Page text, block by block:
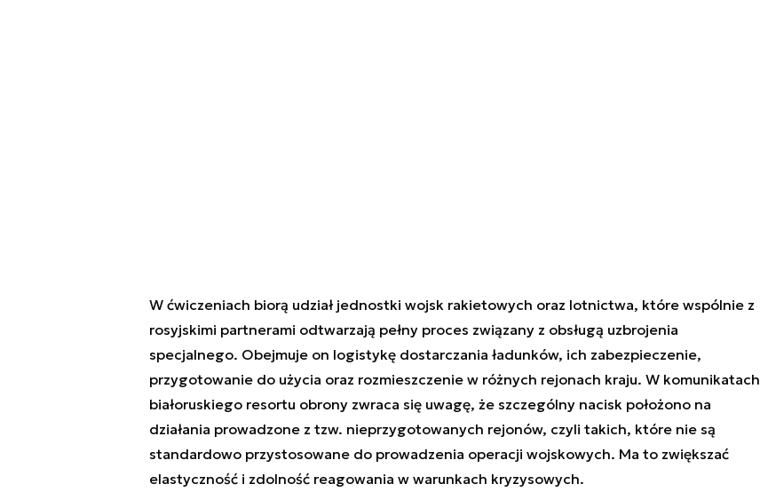
W ćwiczeniach biorą udział jednostki wojsk rakietowych oraz lotnictwa, które wspólnie z
rosyjskimi partnerami odtwarzają pełny proces związany z obsługą uzbrojenia
specjalnego. Obejmuje on logistykę dostarczania ładunków, ich zabezpieczenie,
przygotowanie do użycia oraz rozmieszczenie w różnych rejonach kraju. W komunikatach
białoruskiego resortu obrony zwraca się uwagę, że szczególny nacisk położono na
działania prowadzone z tzw. nieprzygotowanych rejonów, czyli takich, które nie są
standardowo przystosowane do prowadzenia operacji wojskowych. Ma to zwiększać
elastyczność i zdolność reagowania w warunkach kryzysowych.